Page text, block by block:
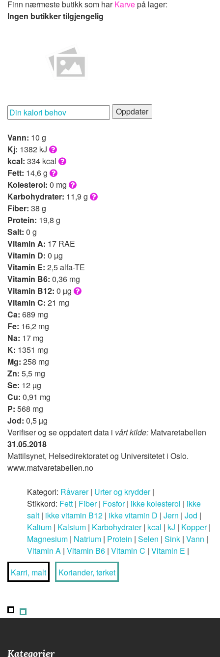
Finn nærmeste butikk som harKarvepå lager:
Ingen butikker tilgjengelig
Oppdater
Vann: 10 g
Kj: 1382 kJ
kcal: 334 kcal
Fett: 14,6 g
Kolesterol: 0 mg
Karbohydrater: 11,9 g
Fiber: 38 g
Protein: 19,8 g
Salt: 0 g
Vitamin A: 17 RAE
Vitamin D: 0 µg
Vitamin E: 2,5 alfa-TE
Vitamin B6: 0,36 mg
Vitamin B12: 0 µg
Vitamin C: 21 mg
Ca: 689 mg
Fe: 16,2 mg
Na: 17 mg
K: 1351 mg
Mg: 258 mg
Zn: 5,5 mg
Se: 12 µg
Cu: 0,91 mg
P: 568 mg
Jod: 0,5 µg
Verifiser og se oppdatert data i vårt kilde: Matvaretabellen
31.05.2018
Mattilsynet, Helsedirektoratet og Universitetet i Oslo.
www.matvaretabellen.no
Kategori: Råvarer| Urter og krydder|
Stikkord: Fett | Fiber| Fosfor| ikke kolesterol | ikke
salt | ikke vitamin B12 | ikke vitamin D | Jern | Jod |
Kalium | Kalsium | Karbohydrater| kcal | kJ | Kopper|
Magnesium | Natrium | Protein | Selen | Sink | Vann |
Vitamin A | Vitamin B6 | Vitamin C | Vitamin E |
Karri, malt
Koriander, tørket
Kategorier